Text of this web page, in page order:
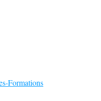
Formations